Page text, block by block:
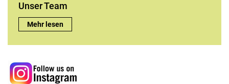
Unser Team
Unser Team:
Mehr lesen